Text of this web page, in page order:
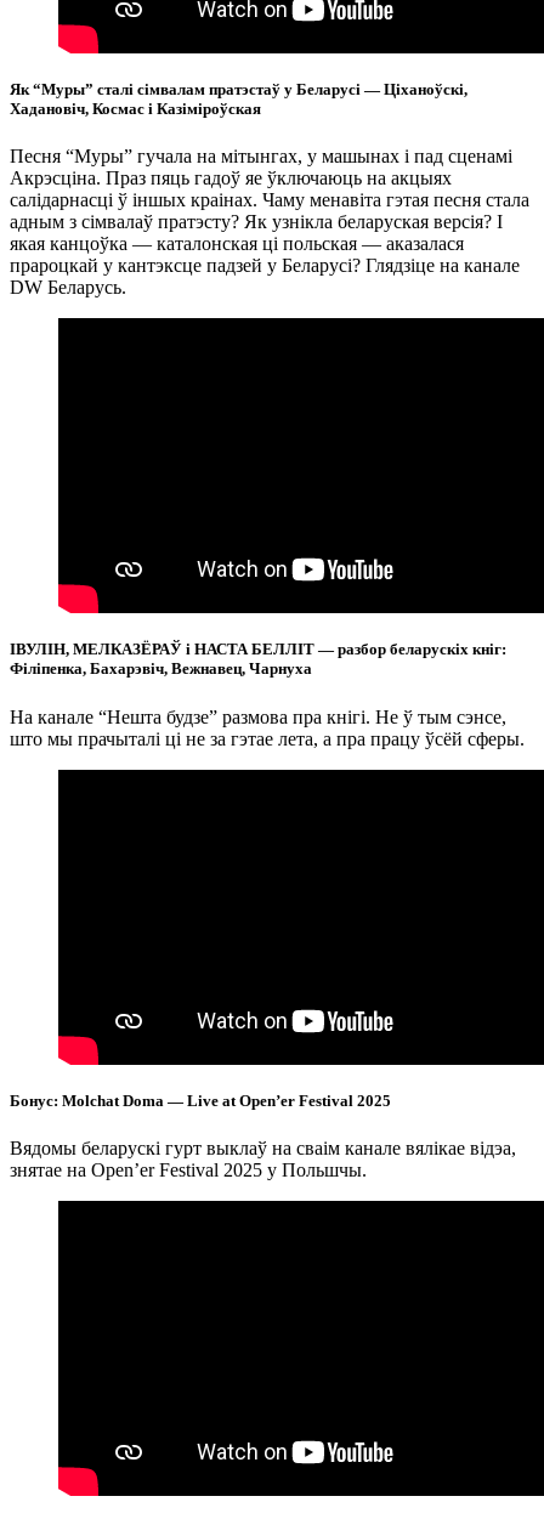
Як “Муры” сталі сімвалам пратэстаў у Беларусі — Ціханоўскі,
Хадановіч, Космас і Казіміроўская
Песня “Муры” гучала на мітынгах, у машынах і пад сценамі
Акрэсціна. Праз пяць гадоў яе ўключаюць на акцыях
салідарнасці ў іншых краінах. Чаму менавіта гэтая песня стала
адным з сімвалаў пратэсту? Як узнікла беларуская версія? І
якая канцоўка — каталонская ці польская — аказалася
прароцкай у кантэксце падзей у Беларусі? Глядзіце на канале
DW Беларусь.
ІВУЛІН, МЕЛКАЗЁРАЎ і НАСТА БЕЛЛІТ — разбор беларускіх кніг:
Філіпенка, Бахарэвіч, Вежнавец, Чарнуха
На канале “Нешта будзе” размова пра кнігі. Не ў тым сэнсе,
што мы прачыталі ці не за гэтае лета, а пра працу ўсёй сферы.
Бонус: Molchat Doma — Live at Open’er Festival 2025
Вядомы беларускі гурт выклаў на сваім канале вялікае відэа,
знятае на Open’er Festival 2025 у Польшчы.